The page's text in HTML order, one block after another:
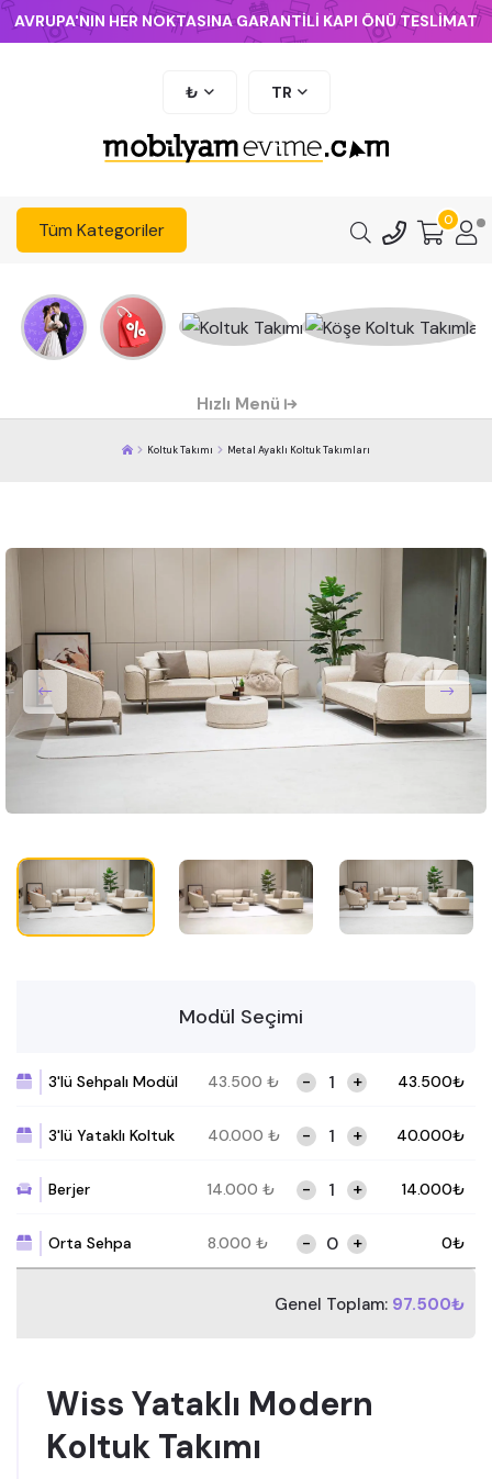
AVRUPA'NIN HER NOKTASINA GARANTİLİ KAPI ÖNÜ TESLİMAT
₺ TR
Tüm Kategoriler 0
Hızlı Menü
Koltuk Takımı Metal Ayaklı Koltuk Takımları
Modül Seçimi
3'lü Sehpalı Modül 43.500 ₺ - + 43.500₺
3'lü Yataklı Koltuk 40.000 ₺ - + 40.000₺
Berjer 14.000 ₺ - + 14.000₺
Orta Sehpa 8.000 ₺ - + 0₺
Genel Toplam: 97.500₺
Wiss Yataklı Modern
Koltuk Takımı